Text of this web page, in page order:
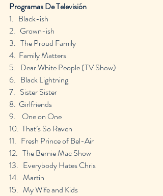
Programas De Televisión
1.   Black-ish
2.   Grown-ish
3.   The Proud Family
4.  Family Matters
5.   Dear White People (TV Show)
6.   Black Lightning
7.   Sister Sister
8.  Girlfriends
9.    One on One
10.  That’s So Raven
11.   Fresh Prince of Bel-Air
12.   The Bernie Mac Show
13.   Everybody Hates Chris
14.   Martin
15.   My Wife and Kids